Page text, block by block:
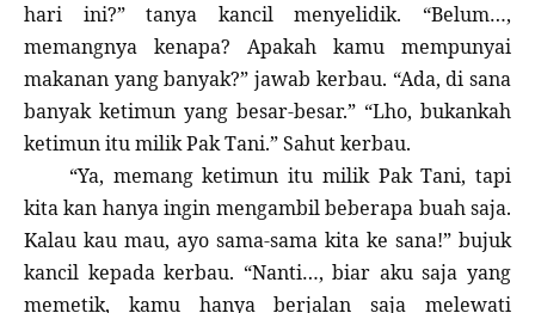
hari ini?” tanya kancil menyelidik. “Belum…,
memangnya kenapa? Apakah kamu mempunyai
makanan yang banyak?” jawab kerbau. “Ada, di sana
banyak ketimun yang besar-besar.” “Lho, bukankah
ketimun itu milik Pak Tani.” Sahut kerbau.
“Ya, memang ketimun itu milik Pak Tani, tapi
kita kan hanya ingin mengambil beberapa buah saja.
Kalau kau mau, ayo sama-sama kita ke sana!” bujuk
kancil kepada kerbau. “Nanti…, biar aku saja yang
memetik, kamu hanya berjalan saja melewati